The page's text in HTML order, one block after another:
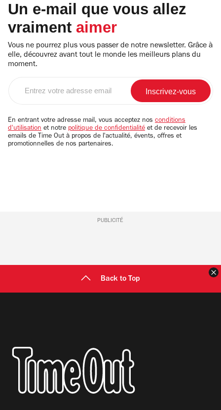
Un e-mail que vous allez
vraiment aimer
Vous ne pourrez plus vous passer de notre newsletter. Grâce à
elle, découvrez avant tout le monde les meilleurs plans du
moment.
email
En entrant votre adresse mail, vous acceptez nos conditions
d'utilisation et notre politique de confidentialité et de recevoir les
emails de Time Out à propos de l'actualité, évents, offres et
promotionnelles de nos partenaires.
PUBLICITÉ
Back to Top